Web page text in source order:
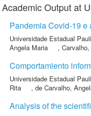
Academic Output at
Pandemia Covid-19 e
Universidade Estadual
Angela Maria
,
Comportamiento
Universidade Estadual
Rita
, de Carvalho,
Analysis of the